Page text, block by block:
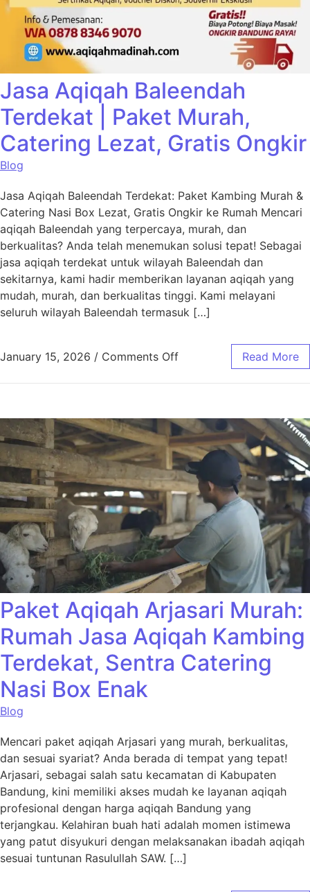
Jasa Aqiqah Baleendah
Terdekat | Paket Murah,
Catering Lezat, Gratis Ongkir
Blog
Jasa Aqiqah Baleendah Terdekat: Paket Kambing Murah &
Catering Nasi Box Lezat, Gratis Ongkir ke Rumah Mencari
aqiqah Baleendah yang terpercaya, murah, dan
berkualitas? Anda telah menemukan solusi tepat! Sebagai
jasa aqiqah terdekat untuk wilayah Baleendah dan
sekitarnya, kami hadir memberikan layanan aqiqah yang
mudah, murah, dan berkualitas tinggi. Kami melayani
seluruh wilayah Baleendah termasuk […]
January 15, 2026 / Comments Off Read More
Paket Aqiqah Arjasari Murah:
Rumah Jasa Aqiqah Kambing
Terdekat, Sentra Catering
Nasi Box Enak
Blog
Mencari paket aqiqah Arjasari yang murah, berkualitas,
dan sesuai syariat? Anda berada di tempat yang tepat!
Arjasari, sebagai salah satu kecamatan di Kabupaten
Bandung, kini memiliki akses mudah ke layanan aqiqah
profesional dengan harga aqiqah Bandung yang
terjangkau. Kelahiran buah hati adalah momen istimewa
yang patut disyukuri dengan melaksanakan ibadah aqiqah
sesuai tuntunan Rasulullah SAW. […]